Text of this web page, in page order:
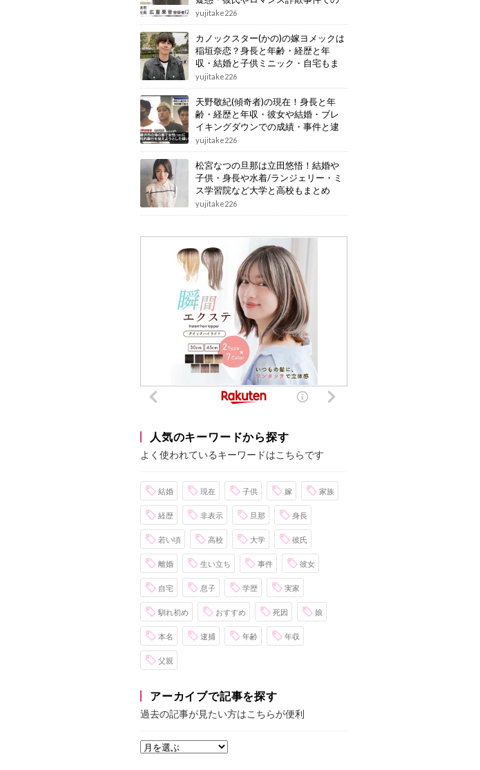
逮捕もまとめ
yujitake226
カノックスター(かの)の嫁ヨメックは
稲垣奈恋？身長と年齢・経歴と年
収・結婚と子供ミニック・自宅もま
とめ
yujitake226
天野敬紀(傾奇者)の現在！身長と年
齢・経歴と年収・彼女や結婚・ブレ
イキングダウンでの成績・事件と逮
捕もまとめ
yujitake226
松宮なつの旦那は立田悠悟！結婚や
子供・身長や水着/ランジェリー・ミ
ス学習院など大学と高校もまとめ
yujitake226
人気のキーワードから探す
よく使われているキーワードはこちらです
結婚 現在 子供 嫁 家族
経歴 非表示 旦那 身長
若い頃 高校 大学 彼氏
離婚 生い立ち 事件 彼女
自宅 息子 学歴 実家
馴れ初め おすすめ 死因 娘
本名 逮捕 年齢 年収
父親
アーカイブで記事を探す
過去の記事が見たい方はこちらが便利